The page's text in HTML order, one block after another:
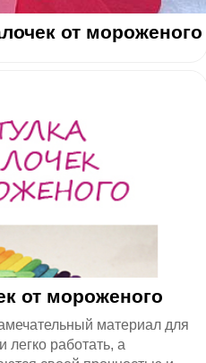
от мороженого
от мороженого
материал для
легко работать, а